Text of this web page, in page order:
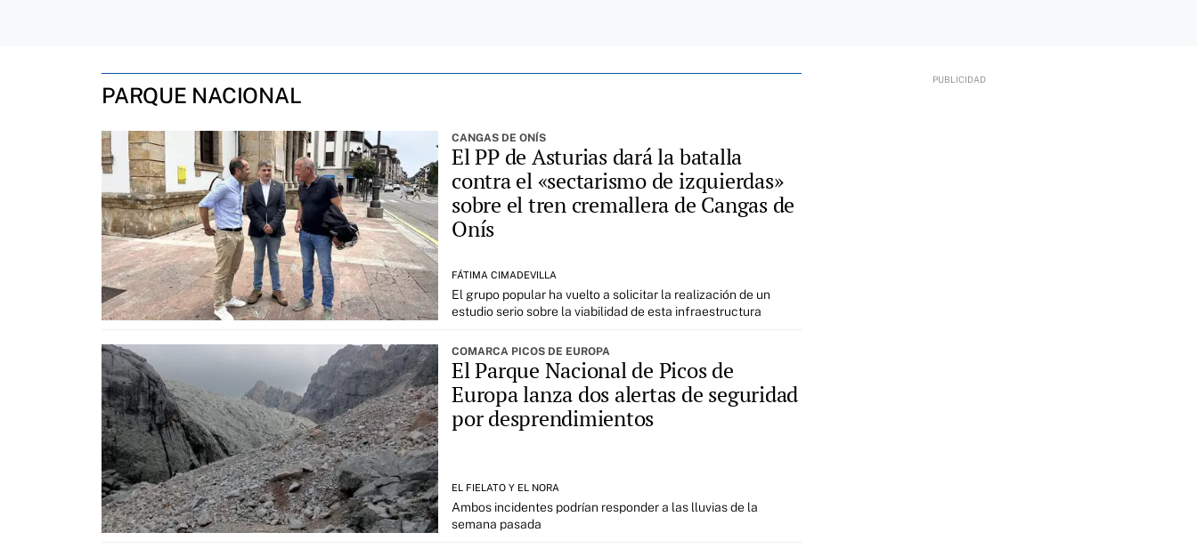
PARQUE NACIONAL
CANGAS DE ONÍS
El PP de Asturias dará la batalla
contra el «sectarismo de izquierdas»
sobre el tren cremallera de Cangas de
Onís
FÁTIMA CIMADEVILLA
El grupo popular ha vuelto a solicitar la realización de un
estudio serio sobre la viabilidad de esta infraestructura
COMARCA PICOS DE EUROPA
El Parque Nacional de Picos de
Europa lanza dos alertas de seguridad
por desprendimientos
EL FIELATO Y EL NORA
Ambos incidentes podrían responder a las lluvias de la
semana pasada